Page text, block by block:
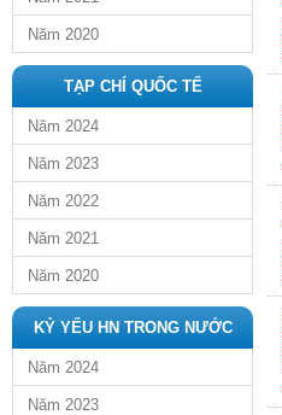
Năm 2020
TẠP CHÍ QUỐC TẾ
Năm 2024
Năm 2023
Năm 2022
Năm 2021
Năm 2020
KỶ YẾU HN TRONG NƯỚC
Năm 2024
Năm 2023